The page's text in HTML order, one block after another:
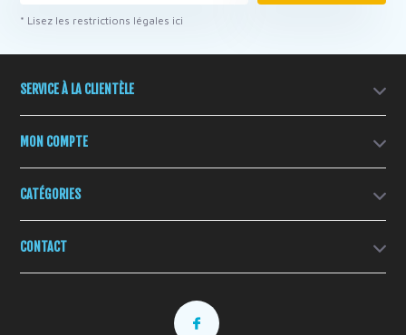
* Lisez les restrictions légales ici
SERVICE À LA CLIENTÈLE
MON COMPTE
CATÉGORIES
CONTACT